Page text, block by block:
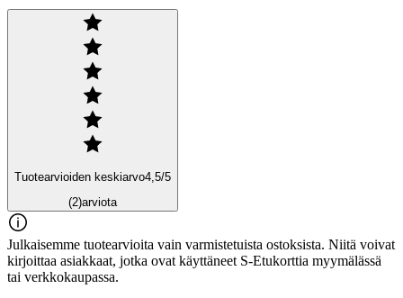
Tuotearvioiden keskiarvo4,5/5
(2)arviota
Julkaisemme tuotearvioita vain varmistetuista ostoksista. Niitä voivat
kirjoittaa asiakkaat, jotka ovat käyttäneet S-Etukorttia myymälässä
tai verkkokaupassa.